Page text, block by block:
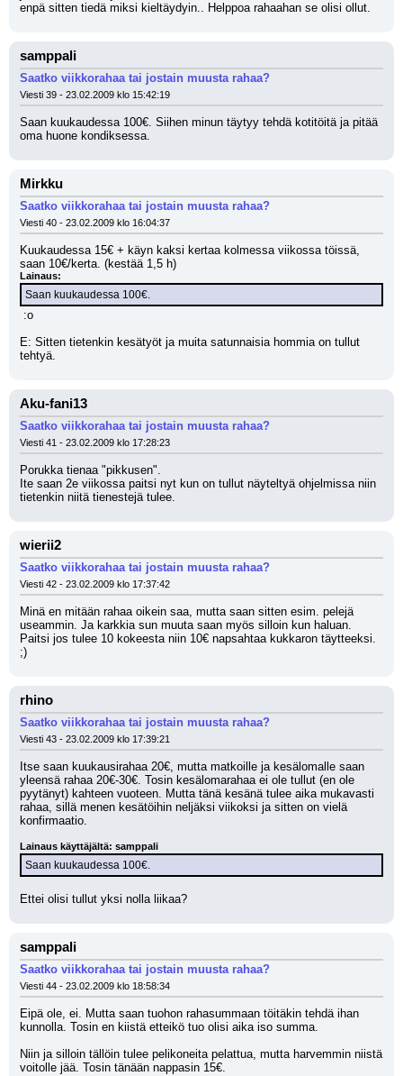
enpä sitten tiedä miksi kieltäydyin.. Helppoa rahaahan se olisi ollut.
samppali
Saatko viikkorahaa tai jostain muusta rahaa?
Viesti 39 - 23.02.2009 klo 15:42:19
Saan kuukaudessa 100€. Siihen minun täytyy tehdä kotitöitä ja pitää
oma huone kondiksessa.
Mirkku
Saatko viikkorahaa tai jostain muusta rahaa?
Viesti 40 - 23.02.2009 klo 16:04:37
Kuukaudessa 15€ + käyn kaksi kertaa kolmessa viikossa töissä,
saan 10€/kerta. (kestää 1,5 h)
Lainaus:
Saan kuukaudessa 100€.
:o
E: Sitten tietenkin kesätyöt ja muita satunnaisia hommia on tullut
tehtyä.
Aku-fani13
Saatko viikkorahaa tai jostain muusta rahaa?
Viesti 41 - 23.02.2009 klo 17:28:23
Porukka tienaa "pikkusen".
Ite saan 2e viikossa paitsi nyt kun on tullut näyteltyä ohjelmissa niin
tietenkin niitä tienestejä tulee.
wierii2
Saatko viikkorahaa tai jostain muusta rahaa?
Viesti 42 - 23.02.2009 klo 17:37:42
Minä en mitään rahaa oikein saa, mutta saan sitten esim. pelejä
useammin. Ja karkkia sun muuta saan myös silloin kun haluan.
Paitsi jos tulee 10 kokeesta niin 10€ napsahtaa kukkaron täytteeksi.
;)
rhino
Saatko viikkorahaa tai jostain muusta rahaa?
Viesti 43 - 23.02.2009 klo 17:39:21
Itse saan kuukausirahaa 20€, mutta matkoille ja kesälomalle saan
yleensä rahaa 20€-30€. Tosin kesälomarahaa ei ole tullut (en ole
pyytänyt) kahteen vuoteen. Mutta tänä kesänä tulee aika mukavasti
rahaa, sillä menen kesätöihin neljäksi viikoksi ja sitten on vielä
konfirmaatio.
Lainaus käyttäjältä: samppali
Saan kuukaudessa 100€.
Ettei olisi tullut yksi nolla liikaa?
samppali
Saatko viikkorahaa tai jostain muusta rahaa?
Viesti 44 - 23.02.2009 klo 18:58:34
Eipä ole, ei. Mutta saan tuohon rahasummaan töitäkin tehdä ihan
kunnolla. Tosin en kiistä etteikö tuo olisi aika iso summa.
Niin ja silloin tällöin tulee pelikoneita pelattua, mutta harvemmin niistä
voitolle jää. Tosin tänään nappasin 15€.